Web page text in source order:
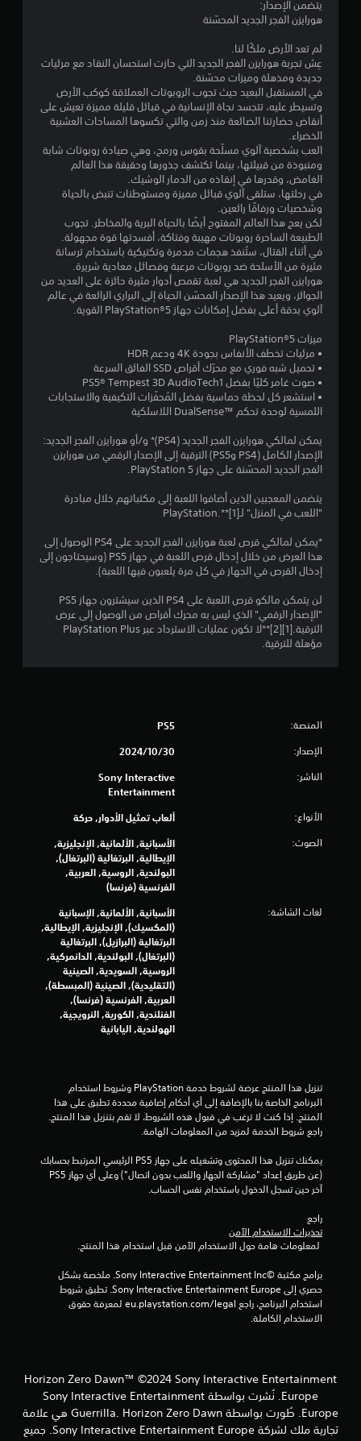
ن
ج
و
م
5
ن
ج
م
إ
م
ا
ل
ي
2
1
ن
ا
ت
ق
ي
ي
ت
يتضمن الإصدار:
هورايزن الفجر الجديد المحسّنة
لم تعد الأرض ملكًا لنا.
عِش تجربة هورايزن الفجر الجديد التي حازت استحسان النقاد مع مرئيات
جديدة ومذهلة وميزات محسّنة.
في المستقبل البعيد حيث تجوب الروبوتات العملاقة كوكب الأرض
وتسيطر عليه، تتجسد نجاة الإنسانية في قبائل قليلة مميزة تعيش على
أنقاض حضارتنا الضائعة منذ زمن والتي تكسوها المساحات العشبية
الخضراء.
العب بشخصية آلوي مسلّحة بقوس ورمح، وهي صيادة روبوتات شابة
ومنبوذة من قبيلتها، بينما تكتشف جذورها وحقيقة هذا العالم
الغامض، وقدرها في إنقاذه من الدمار الوشيك.
في رحلتها، ستلقى آلوي قبائل مميزة ومستوطنات تنبض بالحياة
وشخصيات ورفاقًا رائعين.
لكن يعج هذا العالم المفتوح أيضًا بالحياة البرية والمخاطر. تجوب
الطبيعة الساحرة روبوتات مهيبة وفتاكة، أفسدتها قوة مجهولة.
في أثناء القتال، ستُنفذ هجمات مدمرة وتكتيكية باستخدام ترسانة
مثيرة من الأسلحة ضد روبوتات مرعبة وفصائل معادية شريرة.
هورايزن الفجر الجديد هي لعبة تقمص أدوار مثيرة حائزة على العديد من
الجوائز، ويعيد هذا الإصدار المحسّن الحياة إلى البراري الرائعة في عالم
آلوي بدقة أعلى بفضل إمكانات جهاز PlayStation®5 القوية.
ميزات PlayStation®5
• مرئيات تخطف الأنفاس بجودة 4K ودعم HDR
• تحميل شبه فوري مع محرّك أقراص SSD الفائق السرعة
• صوت غامر كليًا بفضل PS5® Tempest 3D AudioTech1
• استشعر كل لحظة حماسية بفضل المُحفّزات التكيفية والاستجابات
اللمسية لوحدة تحكم DualSense™‎‏ اللاسلكية‏
يمكن لمالكي هورايزن الفجر الجديد (PS4)* و/أو هورايزن الفجر الجديد:
الإصدار الكامل (PS4 وPS5) الترقية إلى الإصدار الرقمي من هورايزن
الفجر الجديد المحسّنة على جهاز PlayStation 5.
يتضمن المعجبين الذين أضافوا اللعبة إلى مكتباتهم خلال مبادرة
"اللعب في المنزل" لـPlayStation.**[1]
*يمكن لمالكي قرص لعبة هورايزن الفجر الجديد على PS4 الوصول إلى
هذا العرض من خلال إدخال قرص اللعبة في جهاز PS5 (وسيحتاجون إلى
إدخال القرص في الجهاز في كل مرة يلعبون فيها اللعبة).
لن يتمكن مالكو قرص اللعبة على PS4 الذين سيشترون جهاز PS5
"الإصدار الرقمي" الذي ليس به محرك أقراص من الوصول إلى عرض
الترقية.[1][2]**لا تكون عمليات الاسترداد عبر PlayStation Plus
مؤهلة للترقية.
المنصة: PS5
الإصدار: 30‏/10‏/2024
الناشر:
Sony Interactive
Entertainment
الأنواع: ألعاب تمثيل الأدوار, حركة
الصوت:
الأسبانية, الألمانية, الإنجليزية,
الإيطالية, البرتغالية (البرتغال),
البولندية, الروسية, العربية,
الفرنسية (فرنسا)
لغات الشاشة:
الأسبانية, الألمانية, الإسبانية
(المكسيك), الإنجليزية, الإيطالية,
البرتغالية (البرازيل), البرتغالية
(البرتغال), البولندية, الدانمركية,
الروسية, السويدية, الصينية
(التقليدية), الصينية (المبسطة),
العربية, الفرنسية (فرنسا),
الفنلندية, الكورية, النرويجية,
الهولندية, اليابانية
راجع شروط الخدمة لمزيد من المعلومات الهامة.
آخر حين تسجل الدخول باستخدام نفس الحساب.
راجع
تحذيرات الاستخدام الآمن
الاستخدام الكاملة.
Horizon Zero Dawn™ ©2024 Sony Interactive Entertainment
Europe. نُشرت بواسطة Sony Interactive Entertainment
Europe. طُورت بواسطة Guerrilla. Horizon Zero Dawn هي علامة
تجارية ملك لشركة Sony Interactive Entertainment Europe. جميع